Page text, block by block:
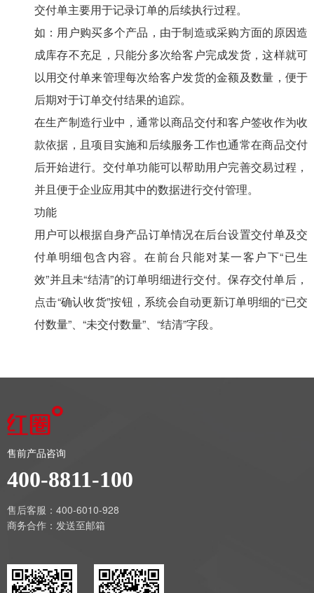
交付单主要用于记录订单的后续执行过程。
如：用户购买多个产品，由于制造或采购方面的原因造
成库存不充足，只能分多次给客户完成发货，这样就可
以用交付单来管理每次给客户发货的金额及数量，便于
后期对于订单交付结果的追踪。
在生产制造行业中，通常以商品交付和客户签收作为收
款依据，且项目实施和后续服务工作也通常在商品交付
后开始进行。交付单功能可以帮助用户完善交易过程，
并且便于企业应用其中的数据进行交付管理。
功能
用户可以根据自身产品订单情况在后台设置交付单及交
付单明细包含内容。在前台只能对某一客户下“已生
效”并且未“结清”的订单明细进行交付。保存交付单后，
点击“确认收货”按钮，系统会自动更新订单明细的“已交
付数量”、“未交付数量”、“结清”字段。
售前产品咨询
400-8811-100
售后客服：400-6010-928
商务合作： 发送至邮箱